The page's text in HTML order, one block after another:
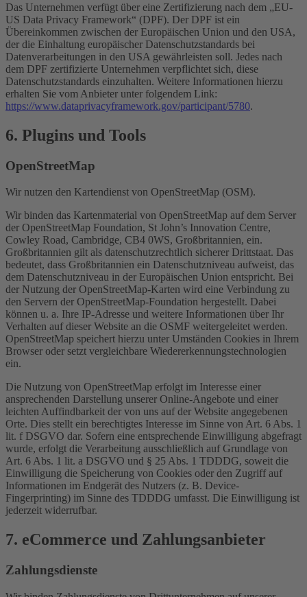
Das Unternehmen verfügt über eine Zertifizierung nach dem „EU-
US Data Privacy Framework“ (DPF). Der DPF ist ein
Übereinkommen zwischen der Europäischen Union und den USA,
der die Einhaltung europäischer Datenschutzstandards bei
Datenverarbeitungen in den USA gewährleisten soll. Jedes nach
dem DPF zertifizierte Unternehmen verpflichtet sich, diese
Datenschutzstandards einzuhalten. Weitere Informationen hierzu
erhalten Sie vom Anbieter unter folgendem Link:
https://www.dataprivacyframework.gov/participant/5780.
6. Plugins und Tools
OpenStreetMap
Wir nutzen den Kartendienst von OpenStreetMap (OSM).
Wir binden das Kartenmaterial von OpenStreetMap auf dem Server
der OpenStreetMap Foundation, St John’s Innovation Centre,
Cowley Road, Cambridge, CB4 0WS, Großbritannien, ein.
Großbritannien gilt als datenschutzrechtlich sicherer Drittstaat. Das
bedeutet, dass Großbritannien ein Datenschutzniveau aufweist, das
dem Datenschutzniveau in der Europäischen Union entspricht. Bei
der Nutzung der OpenStreetMap-Karten wird eine Verbindung zu
den Servern der OpenStreetMap-Foundation hergestellt. Dabei
können u. a. Ihre IP-Adresse und weitere Informationen über Ihr
Verhalten auf dieser Website an die OSMF weitergeleitet werden.
OpenStreetMap speichert hierzu unter Umständen Cookies in Ihrem
Browser oder setzt vergleichbare Wiedererkennungstechnologien
ein.
Die Nutzung von OpenStreetMap erfolgt im Interesse einer
ansprechenden Darstellung unserer Online-Angebote und einer
leichten Auffindbarkeit der von uns auf der Website angegebenen
Orte. Dies stellt ein berechtigtes Interesse im Sinne von Art. 6 Abs. 1
lit. f DSGVO dar. Sofern eine entsprechende Einwilligung abgefragt
wurde, erfolgt die Verarbeitung ausschließlich auf Grundlage von
Art. 6 Abs. 1 lit. a DSGVO und § 25 Abs. 1 TDDDG, soweit die
Einwilligung die Speicherung von Cookies oder den Zugriff auf
Informationen im Endgerät des Nutzers (z. B. Device-
Fingerprinting) im Sinne des TDDDG umfasst. Die Einwilligung ist
jederzeit widerrufbar.
7. eCommerce und Zahlungs­anbieter
Zahlungsdienste